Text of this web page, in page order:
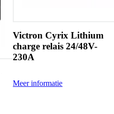
Victron Cyrix Lithium
charge relais 24/48V-
230A
Meer informatie